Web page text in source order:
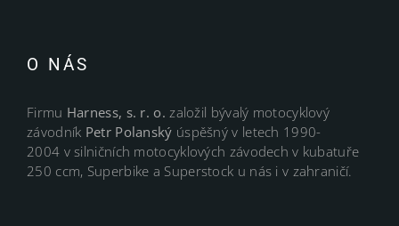
O NÁS
Firmu Harness, s. r. o.založil bývalý motocyklový
závodník Petr Polanský úspěšný v letech 1990-
2004 v silničních motocyklových závodech v kubatuře
250 ccm, Superbike a Superstock u nás i v zahraničí.